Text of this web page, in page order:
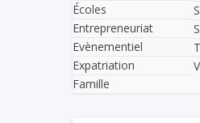
Écoles
Entrepreneuriat
Evènementiel
Expatriation
Famille